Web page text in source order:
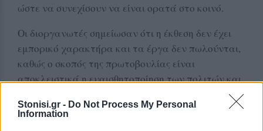
Stonisi.gr - Do Not Process My Personal
Information
ώστε να συνεχίσουν να είναι ορατά στο κοινό.
Οι διοργανωτές σημείωσαν ότι η έκθεση δεν έχει
εμπορικό χαρακτήρα και τα έργα δεν πωλούνται,
καθώς ο σκοπός της πρωτοβουλίας είναι
αποκλειστικά η ευαισθητοποίηση των πολιτών και
Παράλληλα, εξέφρασαν την ελπίδα να επισκεφθεί